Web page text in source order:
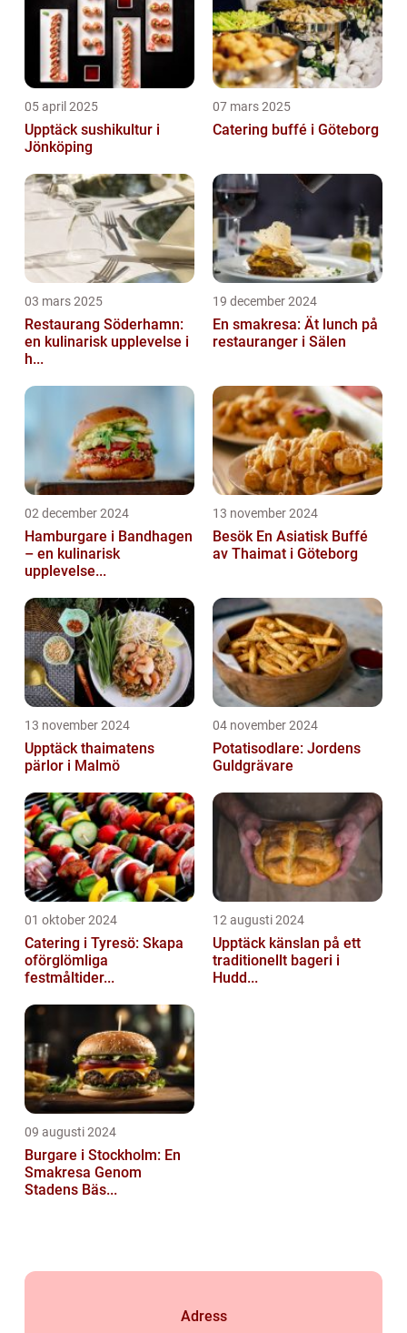
05 april 2025
Upptäck sushikultur i
Jönköping
07 mars 2025
Catering buffé i Göteborg
03 mars 2025
Restaurang Söderhamn:
en kulinarisk upplevelse i
h...
19 december 2024
En smakresa: Ät lunch på
restauranger i Sälen
02 december 2024
Hamburgare i Bandhagen
– en kulinarisk
upplevelse...
13 november 2024
Besök En Asiatisk Buffé
av Thaimat i Göteborg
13 november 2024
Upptäck thaimatens
pärlor i Malmö
04 november 2024
Potatisodlare: Jordens
Guldgrävare
01 oktober 2024
Catering i Tyresö: Skapa
oförglömliga
festmåltider...
12 augusti 2024
Upptäck känslan på ett
traditionellt bageri i
Hudd...
09 augusti 2024
Burgare i Stockholm: En
Smakresa Genom
Stadens Bäs...
Adress